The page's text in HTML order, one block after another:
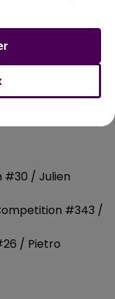
#30 / Julien
#343 /
/ Pietro